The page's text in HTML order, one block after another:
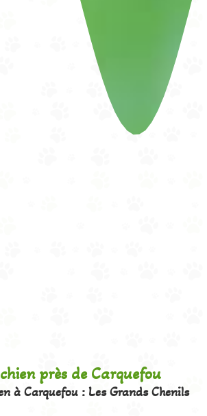
près de Carquefou
à Carquefou : Les Grands Chenils